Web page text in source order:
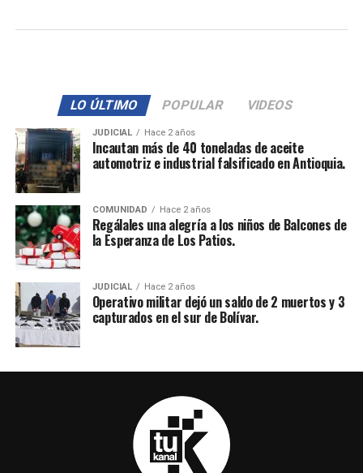
LO ÚLTIMO POPULAR VIDEOS
JUDICIAL Hace 2 años
Incautan más de 40 toneladas de aceite
automotriz e industrial falsificado en Antioquia.
COMUNIDAD Hace 2 años
Regálales una alegría a los niños de Balcones de
la Esperanza de Los Patios.
JUDICIAL Hace 2 años
Operativo militar dejó un saldo de 2 muertos y 3
capturados en el sur de Bolívar.